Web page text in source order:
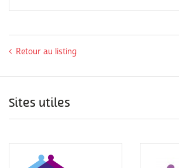
Retour au listing
Sites utiles